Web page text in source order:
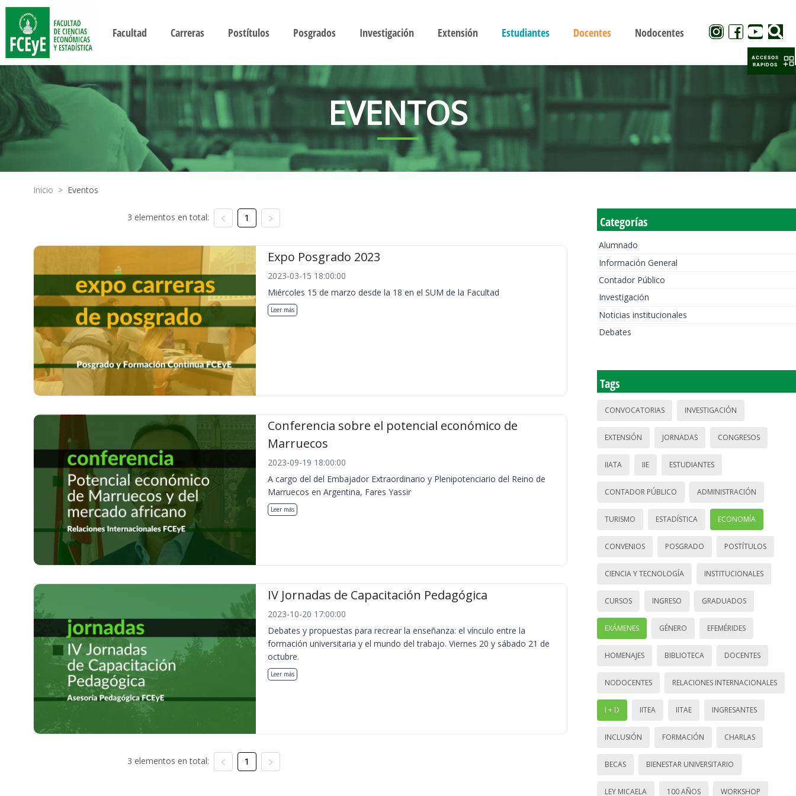
Facultad Carreras Postítulos Posgrados Investigación Extensión Estudiantes Docentes Nodocentes
EVENTOS
Inicio > Eventos
3 elementos en total: 1
Expo Posgrado 2023
2023-03-15 18:00:00
Miércoles 15 de marzo desde la 18 en el SUM de la Facultad
Leer más
Conferencia sobre el potencial económico de
Marruecos
2023-09-19 18:00:00
A cargo del del Embajador Extraordinario y Plenipotenciario del Reino de
Marruecos en Argentina, Fares Yassir
Leer más
IV Jornadas de Capacitación Pedagógica
2023-10-20 17:00:00
Debates y propuestas para recrear la enseñanza: el vínculo entre la
formación universitaria y el mundo del trabajo. Viernes 20 y sábado 21 de
octubre.
Leer más
3 elementos en total: 1
Categorías
Alumnado
Información General
Contador Público
Investigación
Noticias institucionales
Debates
Tags
CONVOCATORIAS INVESTIGACIÓN
EXTENSIÓN JORNADAS CONGRESOS
IIATA IIE ESTUDIANTES
CONTADOR PÚBLICO ADMINISTRACIÓN
TURISMO ESTADÍSTICA ECONOMÍA
CONVENIOS POSGRADO POSTÍTULOS
CIENCIA Y TECNOLOGÍA INSTITUCIONALES
CURSOS INGRESO GRADUADOS
EXÁMENES GÉNERO EFEMÉRIDES
HOMENAJES BIBLIOTECA DOCENTES
NODOCENTES RELACIONES INTERNACIONALES
I + D IITEA IITAE INGRESANTES
INCLUSIÓN FORMACIÓN CHARLAS
BECAS BIENESTAR UNIVERSITARIO
LEY MICAELA 100 AÑOS WORKSHOP
ACCESOS
RAPIDOS